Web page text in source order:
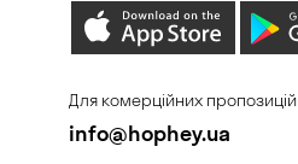
Для комерційних пропозицій
info@hophey.ua